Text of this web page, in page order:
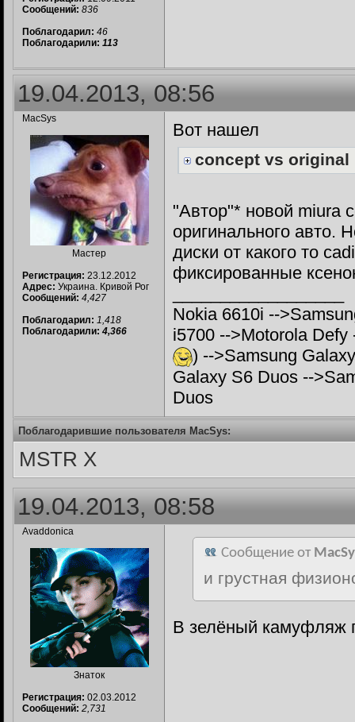
Сообщений: 836
Поблагодарил: 46
Поблагодарили: 113
19.04.2013, 08:56
MacSys
Мастер
Регистрация: 23.12.2012
Адрес: Украина. Кривой Рог
Сообщений: 4,427
Поблагодарил: 1,418
Поблагодарили: 4,366
Вот нашел
concept vs original
"Автор"* новой miura
оригинального авто.
диски от какого то
фиксированные
Nokia 6610i --
i5700 -->Motorola
) -->Samsung
Galaxy S6 Duos --
Duos
Поблагодарившие пользователя MacSys:
MSTR X
19.04.2013, 08:58
Avaddonica
Знаток
Регистрация: 02.03.2012
Сообщений: 2,731
Сообщение от
и грустная
В зелёный камуфляж